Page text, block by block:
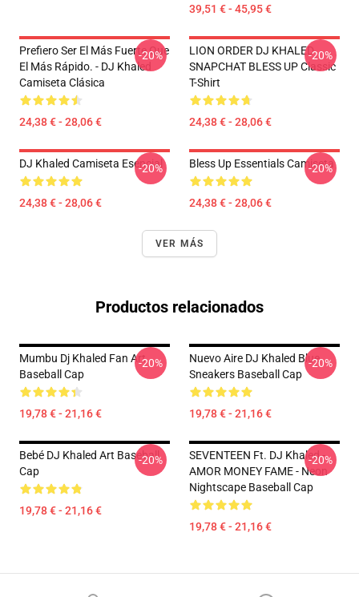
39,51 € - 45,95 €
Prefiero Ser El Más Fuerte Que
El Más Rápido. - DJ Khaled
Camiseta Clásica
24,38 € - 28,06 €
-20%
LION ORDER DJ KHALED
SNAPCHAT BLESS UP Classic
T-Shirt
24,38 € - 28,06 €
-20%
DJ Khaled Camiseta Esencial
24,38 € - 28,06 €
-20% Bless Up Essentials Camiseta
24,38 € - 28,06 €
-20%
VER MÁS
Productos relacionados
Mumbu Dj Khaled Fan Art
Baseball Cap
19,78 € - 21,16 €
-20%
Nuevo Aire DJ Khaled Blue
Sneakers Baseball Cap
19,78 € - 21,16 €
-20%
Bebé DJ Khaled Art Baseball
Cap
19,78 € - 21,16 €
-20%
SEVENTEEN Ft. DJ Khaled -
AMOR MONEY FAME - Neon
Nightscape Baseball Cap
19,78 € - 21,16 €
-20%